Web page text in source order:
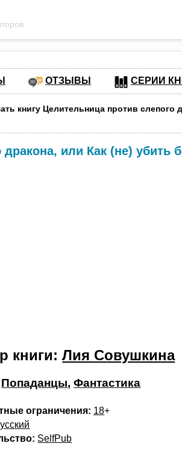
ОТЗЫВЫ СЕРИИ
книгу Целительница против слепого
или Как (не) убить
книги:Лия Совушкина
Попаданцы,Фантастика
ограничения: 18+
SelfPub